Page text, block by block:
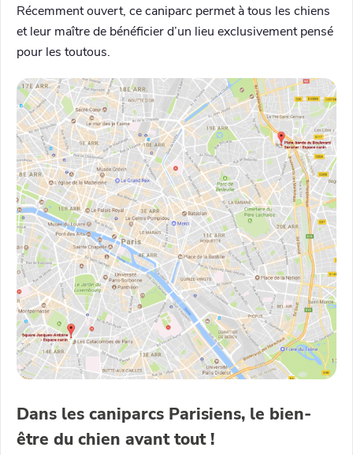
Récemment ouvert, ce caniparc permet à tous les chiens
et leur maître de bénéficier d’un lieu exclusivement pensé
pour les toutous.
Dans les caniparcs Parisiens, le bien-
être du chien avant tout !